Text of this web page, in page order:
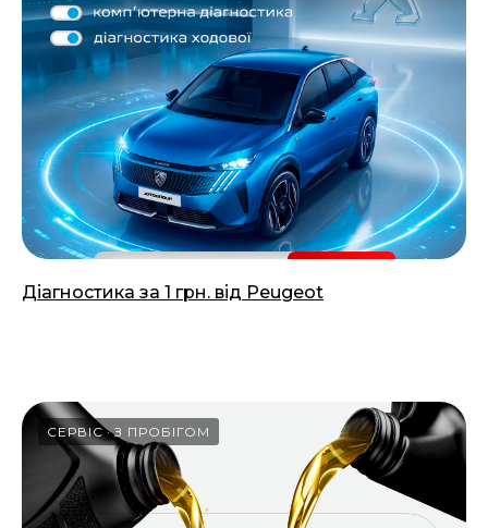
Діагностика за 1 грн. від Peugeot
СЕРВІС З ПРОБІГОМ